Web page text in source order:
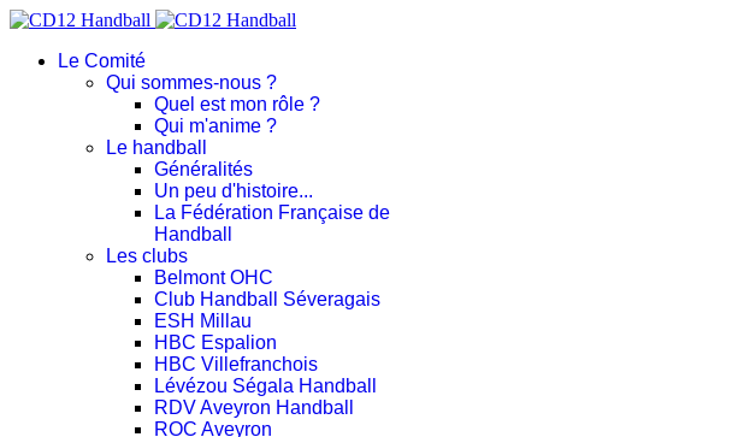
Le Comité
Qui sommes-nous ?
Quel est mon rôle ?
Qui m'anime ?
Le handball
Généralités
Un peu d'histoire...
La Fédération Française de
Handball
Les clubs
Belmont OHC
Club Handball Séveragais
ESH Millau
HBC Espalion
HBC Villefranchois
Lévézou Ségala Handball
RDV Aveyron Handball
ROC Aveyron